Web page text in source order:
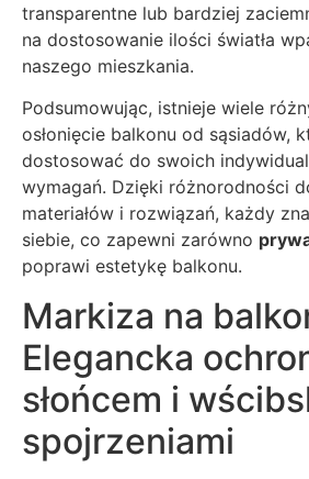
transparentne lub bardziej
na dostosowanie ilości światła
naszego mieszkania.
Podsumowując, istnieje wiele
osłonięcie balkonu od sąsiadów,
dostosować do swoich
wymagań. Dzięki różnorodności
materiałów i rozwiązań, każdy
siebie, co zapewni zarówno
poprawi estetykę balkonu.
Markiza na
Elegancka
słońcem i
spojrzeniami